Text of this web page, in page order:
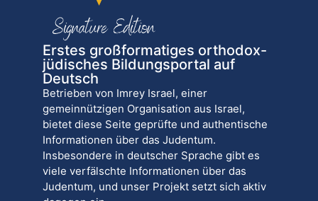
Erstes großformatiges orthodox-
jüdisches Bildungsportal auf
Deutsch
Betrieben von Imrey Israel, einer
gemeinnützigen Organisation aus Israel,
bietet diese Seite geprüfte und authentische
Informationen über das Judentum.
Insbesondere in deutscher Sprache gibt es
viele verfälschte Informationen über das
Judentum, und unser Projekt setzt sich aktiv